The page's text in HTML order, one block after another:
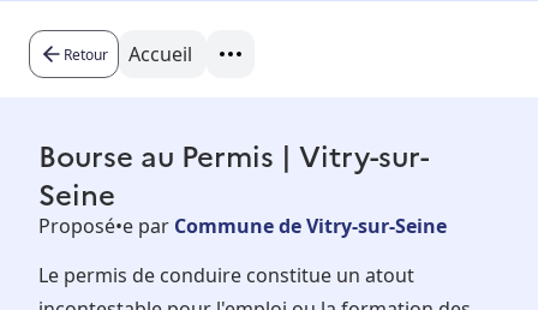
Besoin d'aide ?
Retour Accueil
Bourse au Permis | Vitry-sur-
Seine
Proposé•e par Commune de Vitry-sur-Seine
Le permis de conduire constitue un atout